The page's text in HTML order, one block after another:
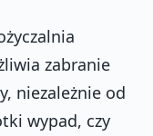
zabranie
niezależnie od
wypad, czy